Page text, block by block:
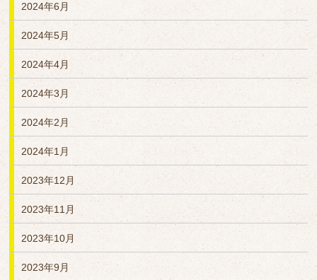
2024年6月
2024年5月
2024年4月
2024年3月
2024年2月
2024年1月
2023年12月
2023年11月
2023年10月
2023年9月